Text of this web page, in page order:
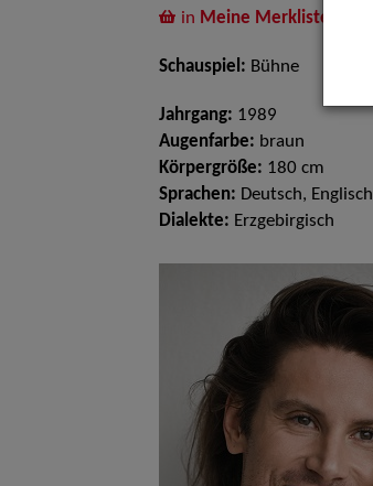
in Meine Merkliste
Schauspiel: Bühne
Jahrgang: 1989
Augenfarbe: braun
Körpergröße: 180 cm
Sprachen: Deutsch, Englisch
Dialekte: Erzgebirgisch